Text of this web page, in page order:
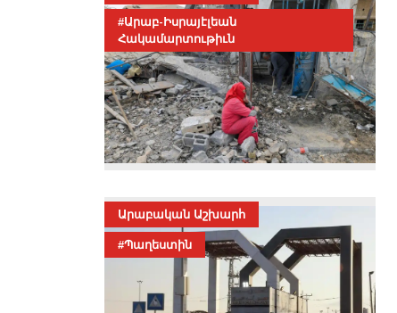
#Արաբ-Իսրայէլեան
Հակամարտութիւն
Արաբական Աշխարհ
#Պաղեստին